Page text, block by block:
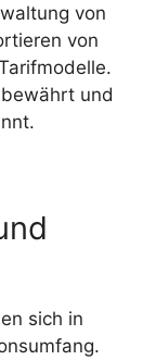
von
von
und
sich in